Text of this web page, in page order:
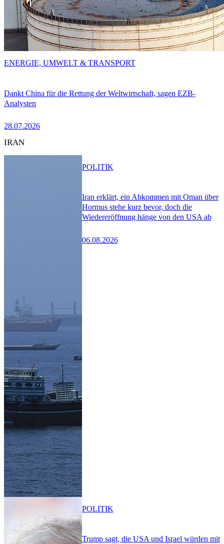
Dankt China für die Rettung der Weltwirtschaft, sagen EZB-
Analysten
28.07.2026
ENERGIE, UMWELT & TRANSPORT
IRAN
Iran erklärt, ein Abkommen mit Oman über
Hormus stehe kurz bevor, doch die
Wiedereröffnung hänge von den USA ab
06.08.2026
POLITIK
Trump sagt, die USA und Israel würden mit
POLITIK